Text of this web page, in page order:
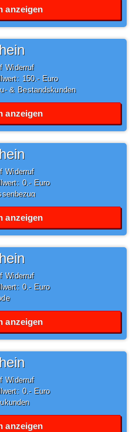
anzeigen
Widerruf
150,- Euro
& Bestandskunden
anzeigen
Widerruf
0,- Euro
anzeigen
Widerruf
0,- Euro
anzeigen
Widerruf
0,- Euro
anzeigen